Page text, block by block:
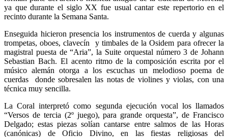
ya que durante el siglo XX fue usual cantar este repertorio en el
recinto durante la Semana Santa.
Enseguida hicieron presencia los instrumentos de cuerda y algunas
trompetas, oboes, clavecín y timbales de la Osidem para ofrecer la
magistral puesta de “Aria”, la Suite orquestal número 3 de Johann
Sebastian Bach. El acento ritmo de la composición escrita por el
músico alemán otorga a los escuchas un melodioso poema de
cuerdas donde sobresalen las notas de violines y violas, con una
técnica muy sencilla.
La Coral interpretó como segunda ejecución vocal los llamados
“Versos de tercia (2º juego), para grande orquesta”, de Francisco
Delgado; estas piezas solían cantarse entre salmos de las Horas
(canónicas) de Oficio Divino, en las fiestas religiosas del